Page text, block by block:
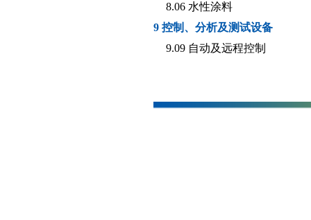
8.06 水性涂料
9 控制、分析及测试设备
9.09 自动及远程控制